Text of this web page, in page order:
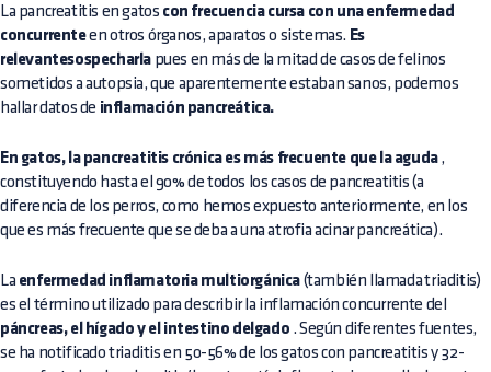
La pancreatitis en gatos con frecuencia cursa con una enfermedad
concurrenteen otros órganos, aparatos o sistemas. Es
relevantesospecharla pues en más de la mitad de casos de felinos
sometidos a autopsia, que aparentemente estaban sanos, podemos
hallar datos de inflamación pancreática.
En gatos, la pancreatitis crónica es más frecuente que la aguda,
constituyendo hasta el 90% de todos los casos de pancreatitis (a
diferencia de los perros, como hemos expuesto anteriormente, en los
que es más frecuente que se deba a una atrofia acinar pancreática).
La enfermedad inflamatoria multiorgánica (también llamada triaditis)
es el término utilizado para describir la inflamación concurrente del
páncreas, el hígado y el intestino delgado . Según diferentes fuentes,
se ha notificado triaditis en 50-56% de los gatos con pancreatitis y 32-